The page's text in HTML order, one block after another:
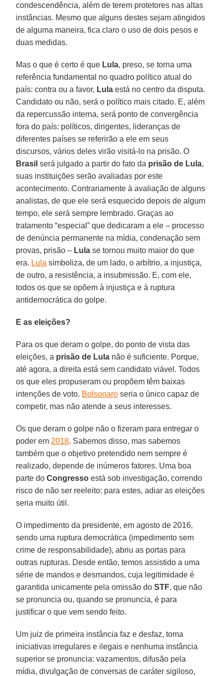
condescendência, além de terem protetores nas altas
instâncias. Mesmo que alguns destes sejam atingidos
de alguma maneira, fica claro o uso de dois pesos e
duas medidas.
Mas o que é certo é que Lula, preso, se torna uma
referência fundamental no quadro político atual do
país: contra ou a favor, Lula está no centro da disputa.
Candidato ou não, será o político mais citado. E, além
da repercussão interna, será ponto de convergência
fora do país: políticos, dirigentes, lideranças de
diferentes países se referirão a ele em seus
discursos, vários deles virão visitá-lo na prisão. O
Brasil será julgado a partir do fato da prisão de Lula,
suas instituições serão avaliadas por este
acontecimento. Contrariamente à avaliação de alguns
analistas, de que ele será esquecido depois de algum
tempo, ele será sempre lembrado. Graças ao
tratamento “especial” que dedicaram a ele – processo
de denúncia permanente na mídia, condenação sem
provas, prisão – Lula se tornou muito maior do que
era. Lula simboliza, de um lado, o arbítrio, a injustiça,
de outro, a resistência, a insubmissão. E, com ele,
todos os que se opõem à injustiça e à ruptura
antidemocrática do golpe.
E as eleições?
Para os que deram o golpe, do ponto de vista das
eleições, a prisão de Lula não é suficiente. Porque,
até agora, a direita está sem candidato viável. Todos
os que eles propuseram ou propõem têm baixas
intenções de voto. Bolsonaro seria o único capaz de
competir, mas não atende a seus interesses.
Os que deram o golpe não o fizeram para entregar o
poder em 2018. Sabemos disso, mas sabemos
também que o objetivo pretendido nem sempre é
realizado, depende de inúmeros fatores. Uma boa
parte doCongresso está sob investigação, correndo
risco de não ser reeleito: para estes, adiar as eleições
seria muito útil.
O impedimento da presidente, em agosto de 2016,
sendo uma ruptura democrática (impedimento sem
crime de responsabilidade), abriu as portas para
outras rupturas. Desde então, temos assistido a uma
série de mandos e desmandos, cuja legitimidade é
garantida unicamente pela omissão doSTF, que não
se pronuncia ou, quando se pronuncia, é para
justificar o que vem sendo feito.
Um juiz de primeira instância faz e desfaz, toma
iniciativas irregulares e ilegais e nenhuma instância
superior se pronuncia: vazamentos, difusão pela
mídia, divulgação de conversas de caráter sigiloso,